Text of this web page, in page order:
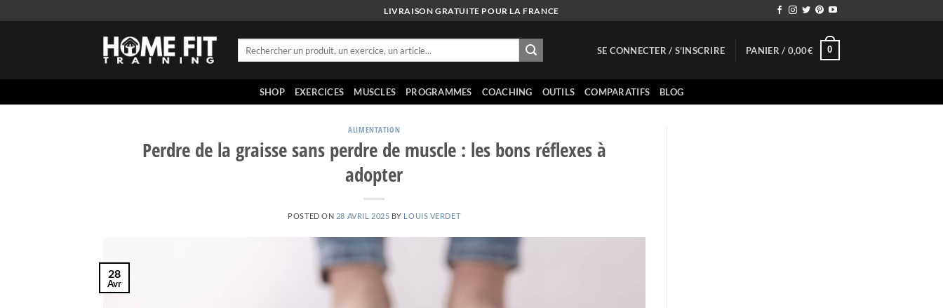
to
LIVRAISON GRATUITE POUR LA FRANCE
SE CONNECTER / S’INSCRIRE PANIER / 0,00€ 0
SHOP EXERCICES MUSCLES PROGRAMMES COACHING OUTILS COMPARATIFS BLOG
ALIMENTATION
Perdre de la graisse sans perdre de muscle : les bons réflexes à
adopter
POSTED ON 28 AVRIL 2025 BY LOUIS VERDET
28
Avr